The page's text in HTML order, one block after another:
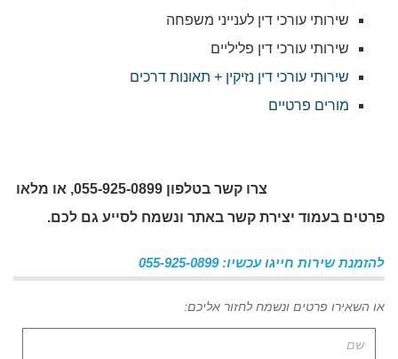
שירותי עורכי דין לענייני משפחה
שירותי עורכי דין פליליים
שירותי עורכי דין נזיקין + תאונות דרכים
מורים פרטיים
צרו קשר בטלפון 055-925-0899, או מלאו
פרטים בעמוד יצירת קשר באתר ונשמח לסייע גם לכם.
להזמנת שירות חייגו עכשיו: 055-925-0899
או השאירו פרטים ונשמח לחזור אליכם: